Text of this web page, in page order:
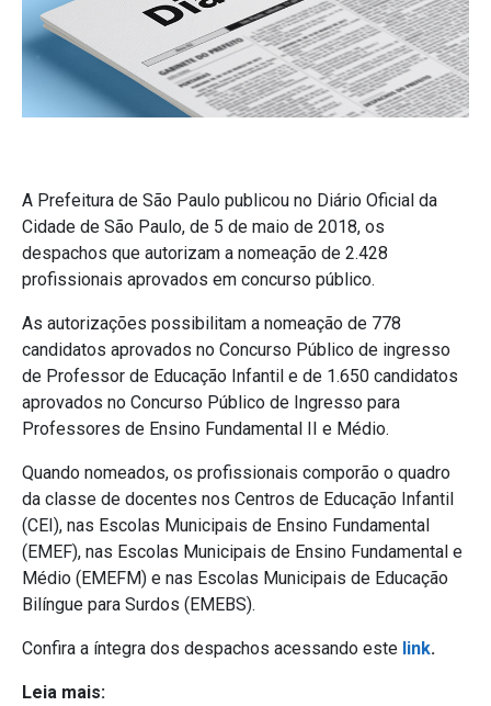
A Prefeitura de São Paulo publicou no Diário Oficial da
Cidade de São Paulo, de 5 de maio de 2018, os
despachos que autorizam a nomeação de 2.428
profissionais aprovados em concurso público.
As autorizações possibilitam a nomeação de 778
candidatos aprovados no Concurso Público de ingresso
de Professor de Educação Infantil e de 1.650 candidatos
aprovados no Concurso Público de Ingresso para
Professores de Ensino Fundamental II e Médio.
Quando nomeados, os profissionais comporão o quadro
da classe de docentes nos Centros de Educação Infantil
(CEI), nas Escolas Municipais de Ensino Fundamental
(EMEF), nas Escolas Municipais de Ensino Fundamental e
Médio (EMEFM) e nas Escolas Municipais de Educação
Bilíngue para Surdos (EMEBS).
Confira a íntegra dos despachos acessando este link.
Leia mais: